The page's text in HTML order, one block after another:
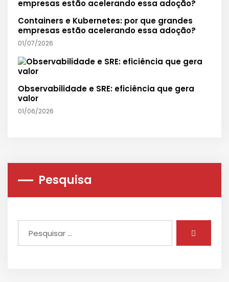
Containers e Kubernetes: por que grandes
empresas estão acelerando essa adoção?
01/07/2026
Observabilidade e SRE: eficiência que gera
valor
01/06/2026
Pesquisa